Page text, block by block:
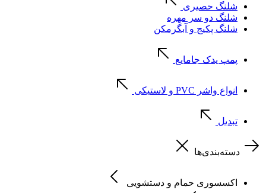
شلنگ حصیری
شلنگ دو سر مهره
شلنگ پکیج و آبگرمکن
پمپ یدک جامایع
انواع واشر PVC و لاستیکی
تبدیل
دسته‌بندی‌ها
اکسسوری حمام و دستشویی